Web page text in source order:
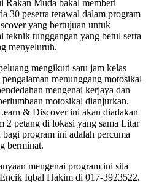
Rakan Muda bakal memberi
30 peserta terawal dalam program
yang bertujuan untuk
teknik tunggangan yang betul serta
menyeluruh.
mengikuti satu jam kelas
menunggang motosikal
mengenai kerjaya dan
motosikal dianjurkan.
& Discover ini akan diadakan
2 petang di lokasi yang sama Litar
program ini adalah percuma
berminat.
mengenai program ini sila
Iqbal Hakim di 017-3923522.